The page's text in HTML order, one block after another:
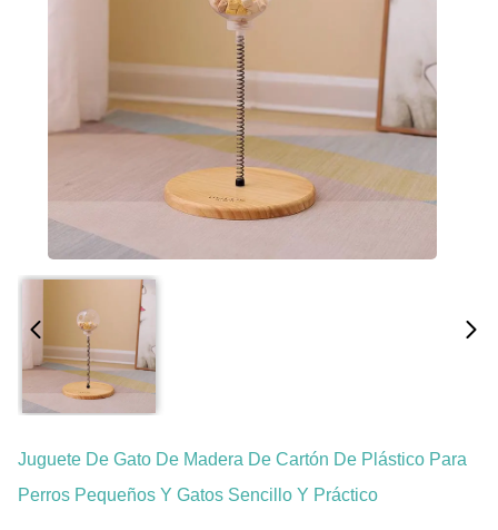
Juguete De Gato De Madera De Cartón De Plástico Para
Perros Pequeños Y Gatos Sencillo Y Práctico